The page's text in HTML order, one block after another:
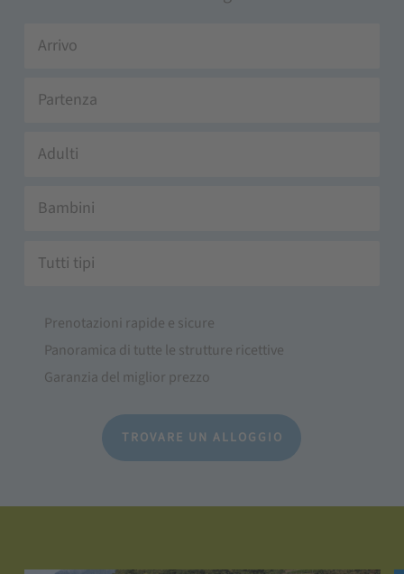
Adulti
Bambini
Tutti tipi
Prenotazioni rapide e sicure
Panoramica di tutte le strutture ricettive
Garanzia del miglior prezzo
TROVARE UN ALLOGGIO